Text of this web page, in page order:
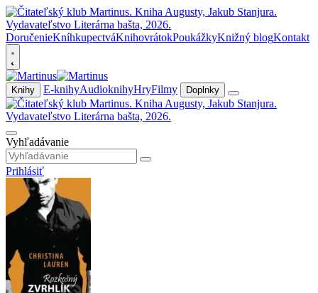
DoručenieKníhkupectváKnihovrátokPoukážkyKnižný blogKontakt
Knihy E-knihyAudioknihyHryFilmy Doplnky
Vyhľadávanie
Prihlásiť